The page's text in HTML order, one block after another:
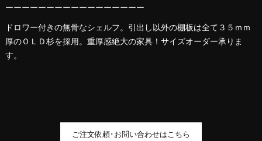
ーーーーーーーーーーーーーーーーー
ドロワー付きの無骨なシェルフ。引出し以外の棚板は全て３５ｍｍ
厚のＯＬＤ杉を採用。重厚感絶大の家具！サイズオーダー承りま
す。
ご注文依頼･お問い合わせはこちら